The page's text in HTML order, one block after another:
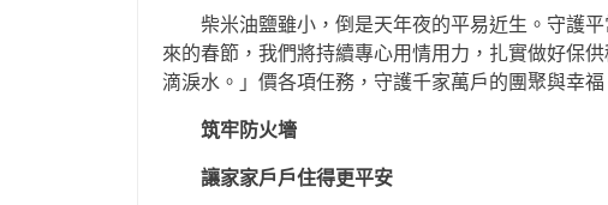
柴米油鹽雖小，倒是天年夜的平易近生。守護
來的春節，我們將持續專心用情用力，扎實做好保
滴淚水。」價各項任務，守護千家萬戶的團聚與幸福
筑牢防火墻
讓家家戶戶住得更平安